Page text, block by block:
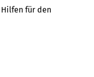
für den